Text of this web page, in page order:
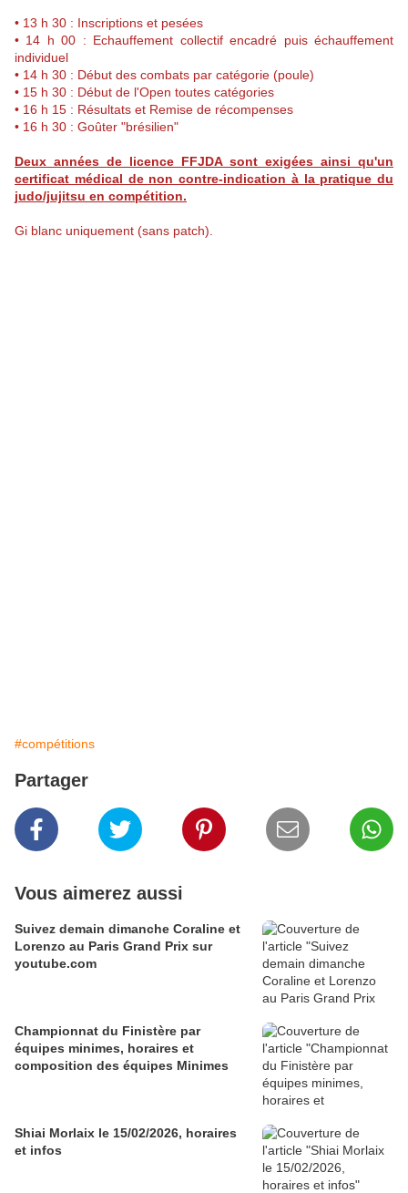
• 13 h 30 : Inscriptions et pesées
• 14 h 00 : Echauffement collectif encadré puis échauffement
individuel
• 14 h 30 : Début des combats par catégorie (poule)
• 15 h 30 : Début de l'Open toutes catégories
• 16 h 15 : Résultats et Remise de récompenses
• 16 h 30 : Goûter "brésilien"
Deux années de licence FFJDA sont exigées ainsi qu'un
certificat médical de non contre-indication à la pratique du
judo/jujitsu en compétition.
Gi blanc uniquement (sans patch).
#compétitions
Partager
Vous aimerez aussi
Suivez demain dimanche Coraline et
Lorenzo au Paris Grand Prix sur
youtube.com
Championnat du Finistère par
équipes minimes, horaires et
composition des équipes Minimes
Shiai Morlaix le 15/02/2026, horaires
et infos